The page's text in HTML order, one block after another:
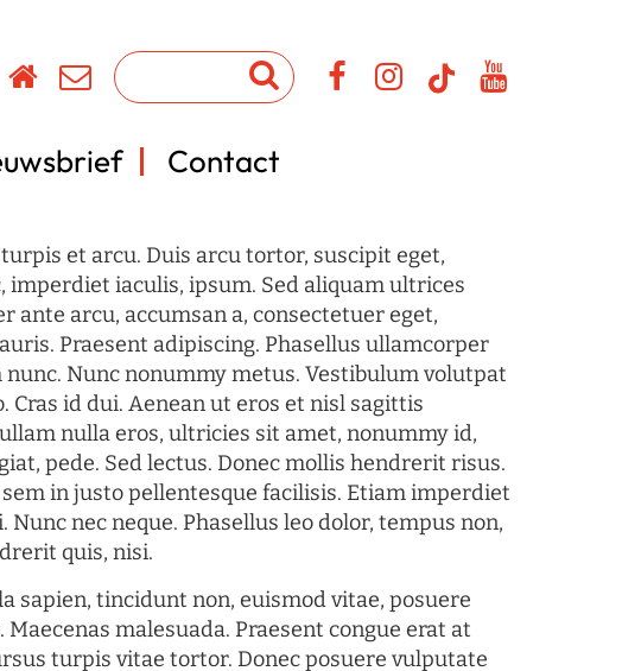
Contact
et arcu. Duis arcu tortor, suscipit eget,
imperdiet iaculis, ipsum. Sed aliquam ultrices
ante arcu, accumsan a, consectetuer eget,
Praesent adipiscing. Phasellus ullamcorper
Nunc nonummy metus. Vestibulum volutpat
Cras id dui. Aenean ut eros et nisl sagittis
nulla eros, ultricies sit amet, nonummy id,
pede. Sed lectus. Donec mollis hendrerit risus.
sem in justo pellentesque facilisis. Etiam imperdiet
nec neque. Phasellus leo dolor, tempus non,
quis, nisi.
sapien, tincidunt non, euismod vitae, posuere
malesuada. Praesent congue erat at
turpis vitae tortor. Donec posuere vulputate